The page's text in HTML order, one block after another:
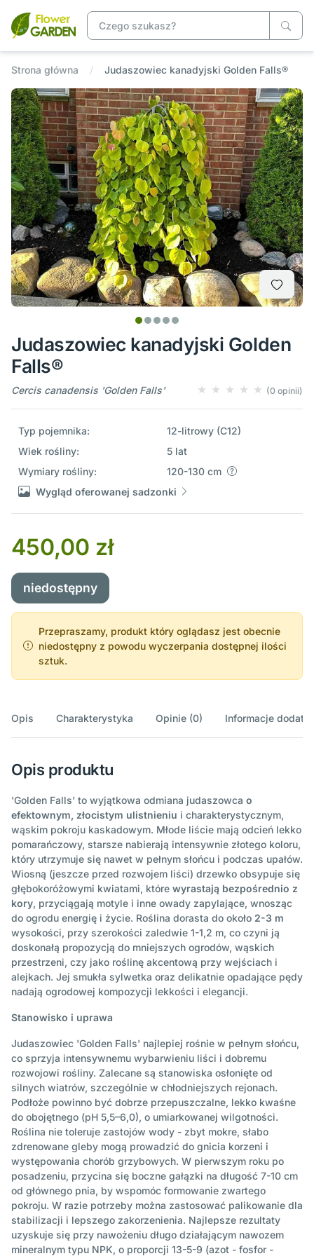
Strona główna Judaszowiec kanadyjski Golden Falls®
Judaszowiec kanadyjski Golden
Falls®
Cercis canadensis 'Golden Falls' (0 opinii)
Typ pojemnika:
12-litrowy (C12)
Wiek rośliny:
5 lat
Wymiary rośliny:
120-130 cm
Wygląd oferowanej sadzonki
450,00 zł
niedostępny
Przepraszamy, produkt który oglądasz jest obecnie
niedostępny z powodu wyczerpania dostępnej ilości
sztuk.
Opis Charakterystyka Opinie (0) Informacje
Opis produktu
'Golden Falls' to wyjątkowa odmiana judaszowca o
efektownym, złocistym ulistnieniu i charakterystycznym,
wąskim pokroju kaskadowym. Młode liście mają odcień lekko
pomarańczowy, starsze nabierają intensywnie złotego koloru,
który utrzymuje się nawet w pełnym słońcu i podczas upałów.
Wiosną (jeszcze przed rozwojem liści) drzewko obsypuje się
głębokoróżowymi kwiatami, które wyrastają bezpośrednio z
kory, przyciągają motyle i inne owady zapylające, wnosząc
do ogrodu energię i życie. Roślina dorasta do około 2-3 m
wysokości, przy szerokości zaledwie 1-1,2 m, co czyni ją
doskonałą propozycją do mniejszych ogrodów, wąskich
przestrzeni, czy jako roślinę akcentową przy wejściach i
alejkach. Jej smukła sylwetka oraz delikatnie opadające pędy
nadają ogrodowej kompozycji lekkości i elegancji.
Stanowisko i uprawa
Judaszowiec 'Golden Falls' najlepiej rośnie w pełnym słońcu,
co sprzyja intensywnemu wybarwieniu liści i dobremu
rozwojowi rośliny. Zalecane są stanowiska osłonięte od
silnych wiatrów, szczególnie w chłodniejszych rejonach.
Podłoże powinno być dobrze przepuszczalne, lekko kwaśne
do obojętnego (pH 5,5–6,0), o umiarkowanej wilgotności.
Roślina nie toleruje zastojów wody - zbyt mokre, słabo
zdrenowane gleby mogą prowadzić do gnicia korzeni i
występowania chorób grzybowych. W pierwszym roku po
posadzeniu, przycina się boczne gałązki na długość 7-10 cm
od głównego pnia, by wspomóc formowanie zwartego
pokroju. W razie potrzeby można zastosować palikowanie dla
stabilizacji i lepszego zakorzenienia. Najlepsze rezultaty
uzyskuje się przy nawożeniu długo działającym nawozem
mineralnym typu NPK, o proporcji 13-5-9 (azot - fosfor -